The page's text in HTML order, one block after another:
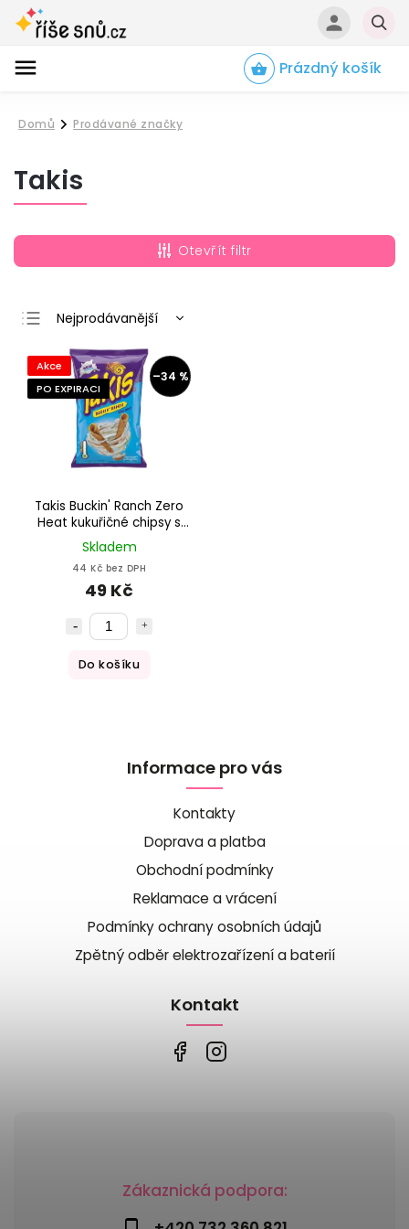
Prázdný košík
Domů
/
Prodávané značky
Takis
Otevřít filtr
Nejprodávanější
Nejlevnější
Nejdražší
Abecedně
Akce
PO EXPIRACI
–34 %
Takis Buckin' Ranch Zero
Heat kukuřičné chipsy s
příchutí zakysané
smetany 100g DMT
7.7.2026
Skladem
44 Kč bez DPH
49 Kč
Do košíku
Zákaznická podpora:
Informace pro vás
Kontakty
Doprava a platba
Obchodní podmínky
Reklamace a vrácení
Podmínky ochrany osobních údajů
Zpětný odběr elektrozařízení a baterií
Kontakt